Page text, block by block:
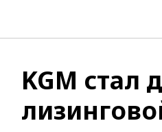
KGM стал